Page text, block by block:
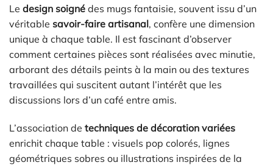
Le design soigné des mugs fantaisie, souvent issu d’un
véritable savoir-faire artisanal, confère une dimension
unique à chaque table. Il est fascinant d’observer
comment certaines pièces sont réalisées avec minutie,
arborant des détails peints à la main ou des textures
travaillées qui suscitent autant l’intérêt que les
discussions lors d’un café entre amis.
L’association de techniques de décoration variées
enrichit chaque table : visuels pop colorés, lignes
géométriques sobres ou illustrations inspirées de la